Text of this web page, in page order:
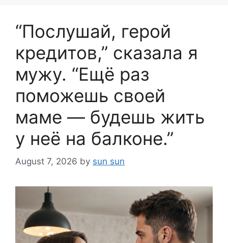
“Послушай, герой
кредитов,” сказала я
мужу. “Ещё раз
поможешь своей
маме — будешь жить
у неё на балконе.”
August 7, 2026 by sun sun